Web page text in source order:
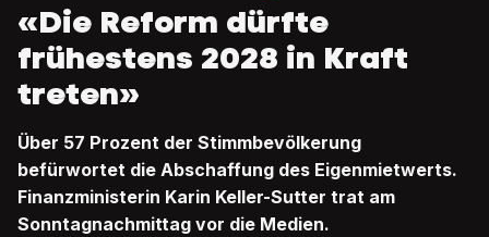
«Die Reform dürfte
frühestens 2028 in Kraft
treten»
Über 57 Prozent der Stimmbevölkerung
befürwortet die Abschaffung des Eigenmietwerts.
Finanzministerin Karin Keller-Sutter trat am
Sonntagnachmittag vor die Medien.